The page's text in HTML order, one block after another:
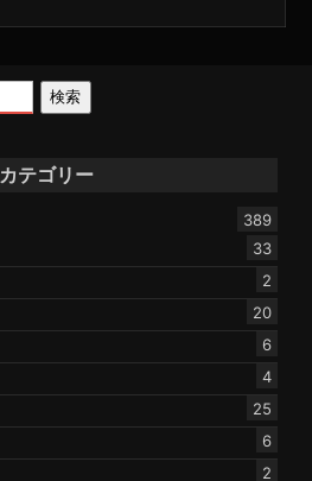
検索
カテゴリー
389
33
2
20
6
4
25
6
2